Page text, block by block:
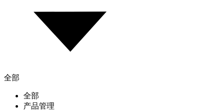
全部
全部
产品管理